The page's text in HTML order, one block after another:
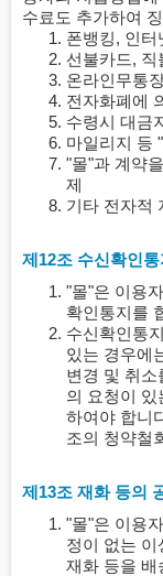
수료도 추가하여
폰뱅킹, 인터
선불카드, 직
온라인무통
전자화폐에
수령시 대금
마일리지 등
"몰"과 계약
제
기타 전자적
제12조 수신확인
"몰"은 이용
확인통지를
수신확인통
있는 경우에
변경 및 취
의 요청이 있
하여야 합니
조의 청약철
제13조 재화 등의
"몰"은 이용
정이 없는 이
재화 등을 배